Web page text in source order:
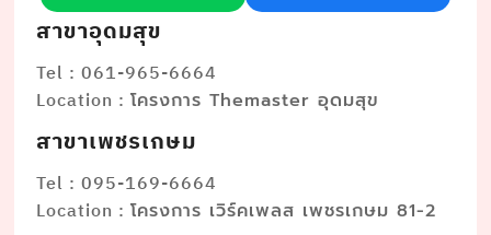
สาขาอุดมสุข
Tel : 061-965-6664
Location :โครงการ Themaster อุดมสุข
สาขาเพชรเกษม
Tel : 095-169-6664
Location :โครงการ เวิร์คเพลส เพชรเกษม 81-2